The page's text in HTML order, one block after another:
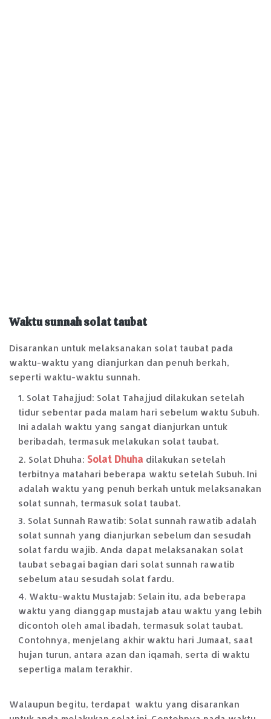
Waktu sunnah solat taubat
Disarankan untuk melaksanakan solat taubat pada
waktu-waktu yang dianjurkan dan penuh berkah,
seperti waktu-waktu sunnah.
Solat Tahajjud: Solat Tahajjud dilakukan setelah
tidur sebentar pada malam hari sebelum waktu Subuh.
Ini adalah waktu yang sangat dianjurkan untuk
beribadah, termasuk melakukan solat taubat.
Solat Dhuha: Solat Dhuha dilakukan setelah
terbitnya matahari beberapa waktu setelah Subuh. Ini
adalah waktu yang penuh berkah untuk melaksanakan
solat sunnah, termasuk solat taubat.
Solat Sunnah Rawatib: Solat sunnah rawatib adalah
solat sunnah yang dianjurkan sebelum dan sesudah
solat fardu wajib. Anda dapat melaksanakan solat
taubat sebagai bagian dari solat sunnah rawatib
sebelum atau sesudah solat fardu.
Waktu-waktu Mustajab: Selain itu, ada beberapa
waktu yang dianggap mustajab atau waktu yang lebih
dicontoh oleh amal ibadah, termasuk solat taubat.
Contohnya, menjelang akhir waktu hari Jumaat, saat
hujan turun, antara azan dan iqamah, serta di waktu
sepertiga malam terakhir.
Walaupun begitu, terdapat waktu yang disarankan